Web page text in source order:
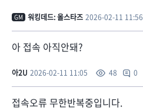
GM 워킹데드: 올스타즈 2026-02-11 11:56
아 접속 아직안돼?
아2U 2026-02-11 11:05 48 0
접속오류 무한반복중입니다.